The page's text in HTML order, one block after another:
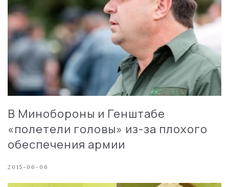
В Минобороны и Генштабе
«полетели головы» из-за плохого
обеспечения армии
2015-06-06